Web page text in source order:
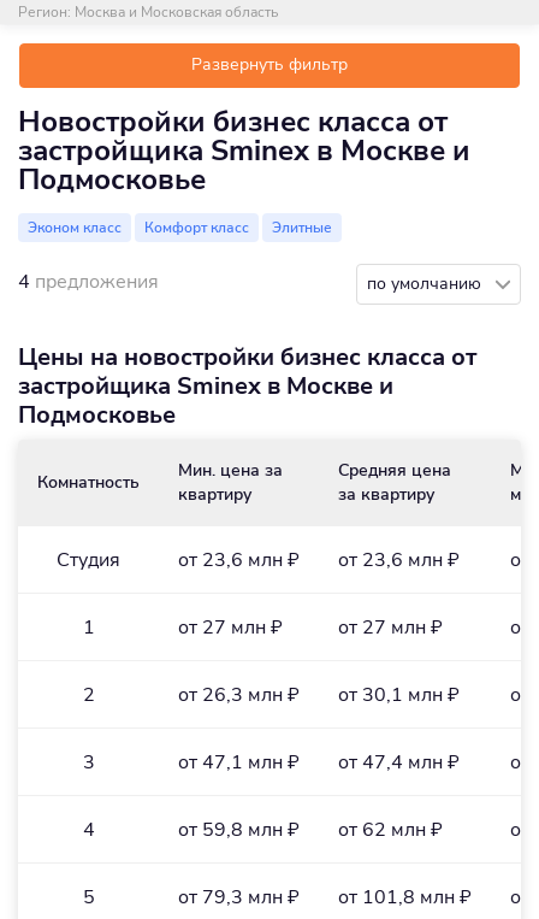
Регион: Москва и Московская область
Развернуть фильтр
Новостройки бизнес класса от
застройщика Sminex в Москве и
Подмосковье
Эконом класс Комфорт класс Элитные
4 предложения по умолчанию
Цены на новостройки бизнес класса от
застройщика Sminex в Москве и
Подмосковье
Комнатность
Мин. цена за
квартиру
Средняя цена
за квартиру
м
Студия от 23,6 млн ₽ от 23,6 млн ₽ от
1 от 27 млн ₽ от 27 млн ₽ от
2 от 26,3 млн ₽ от 30,1 млн ₽ от
3 от 47,1 млн ₽ от 47,4 млн ₽ от
4 от 59,8 млн ₽ от 62 млн ₽ от
5 от 79,3 млн ₽ от 101,8 млн ₽ от